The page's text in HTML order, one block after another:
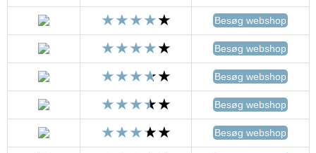
Besøg webshop
Besøg webshop
Besøg webshop
Besøg webshop
Besøg webshop